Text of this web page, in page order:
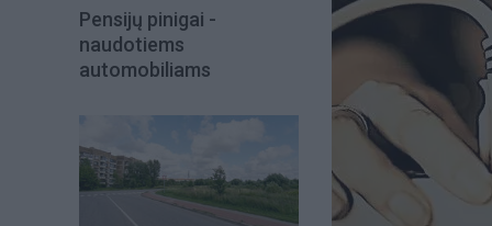
Pensijų pinigai -
naudotiems
automobiliams